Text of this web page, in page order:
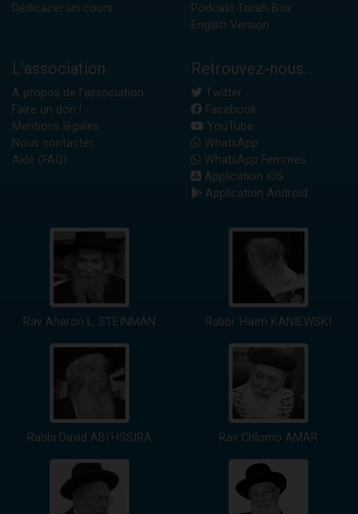
Dédicacer un cours
Podcast Torah-Box
English Version
L'association
A propos de l'association
Faire un don !
Mentions légales
Nous contacter
Aide (FAQ)
Retrouvez-nous...
Twitter
Facebook
YouTube
WhatsApp
WhatsApp Femmes
Application iOS
Application Android
Rav Aharon L. STEINMAN Rabbi 'Haïm KANIEWSKI
Rabbi David ABI'HSSIRA Rav Chlomo AMAR